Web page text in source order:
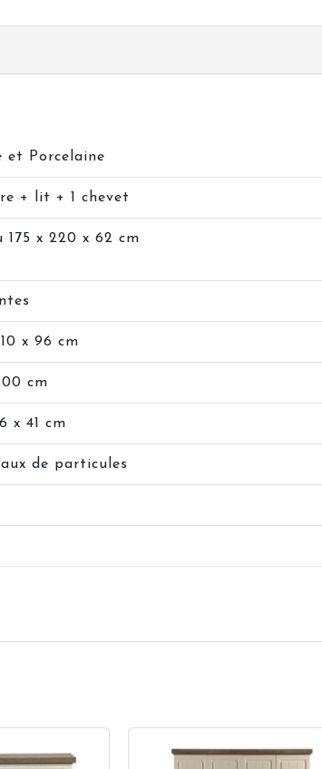
et Porcelaine
+ lit + 1 chevet
175 x 220 x 62 cm
x 96 cm
cm
x 41 cm
de particules